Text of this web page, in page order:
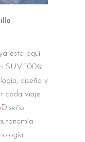
está aquí.
SUV 100%
diseño y
cada viaje
Diseño